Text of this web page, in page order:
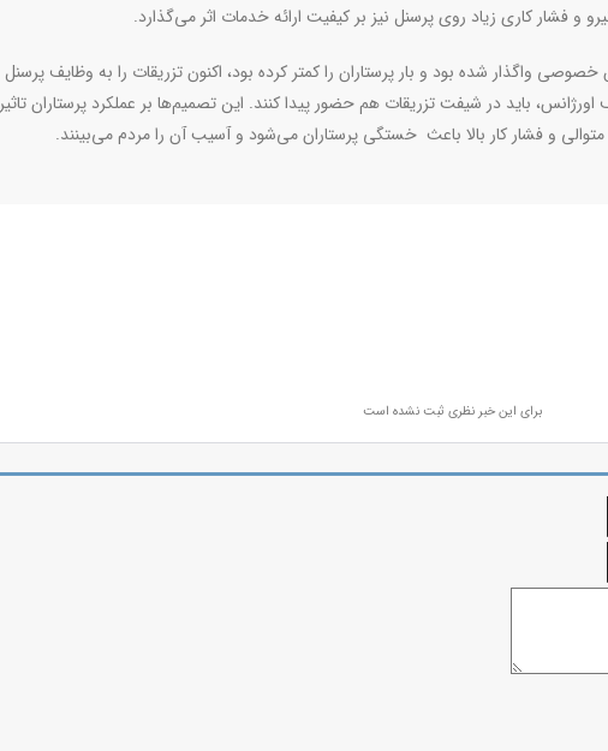
و فشار کاری زیاد روی پرسنل نیز بر کیفیت ارائه خدمات اثر می‌گذارد.
واگذار شده بود و بار پرستاران را کمتر کرده بود، اکنون تزریقات را به وظایف پرسنل
باید در شیفت تزریقات هم حضور پیدا کنند. این تصمیم‌ها بر عملکرد پرستاران تاثیر
و فشار کار بالا باعث خستگی پرستاران ‌می‌شود و آسیب آن را مردم می‌بینند.
برای این خبر نظری ثبت نشده است